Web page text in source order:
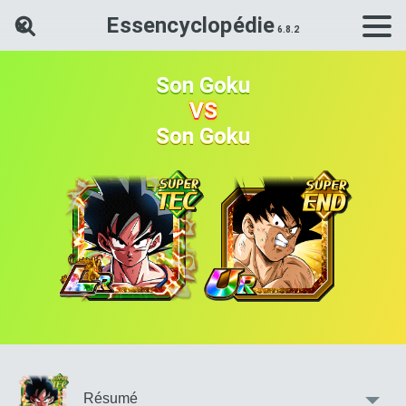
Essencyclopédie
Rechercher une carte Dokkan
Son Goku
VS
Son Goku